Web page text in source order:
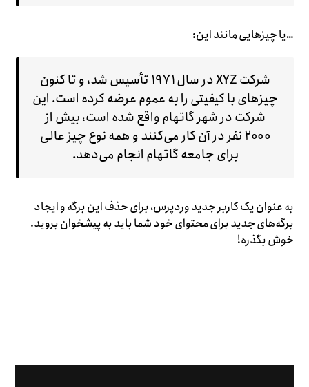
…یا چیزهایی مانند این:
شرکت XYZ در سال ۱۹۷۱ تأسیس شد، و تا کنون
چیزهای با کیفیتی را به عموم عرضه کرده است. این
شرکت در شهر گاتهام واقع شده است، بیش از
۲۰۰۰ نفر در آن کار می‌کنند و همه نوع چیز عالی
برای جامعه گاتهام انجام می‌دهد.
به عنوان یک کاربر جدید وردپرس، برای حذف این برگه و ایجاد
برگه‌های جدید برای محتوای خود شما باید بهپیشخوانبروید.
خوش بگذره!